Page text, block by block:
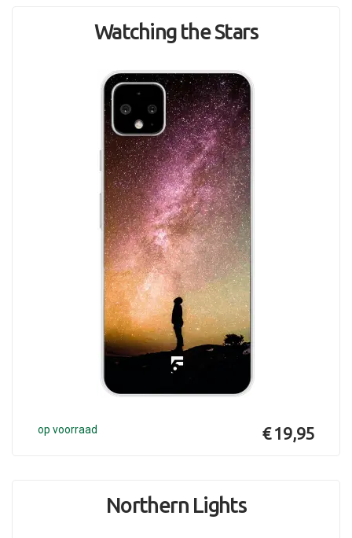
Watching the Stars
op voorraad € 19,95
Northern Lights